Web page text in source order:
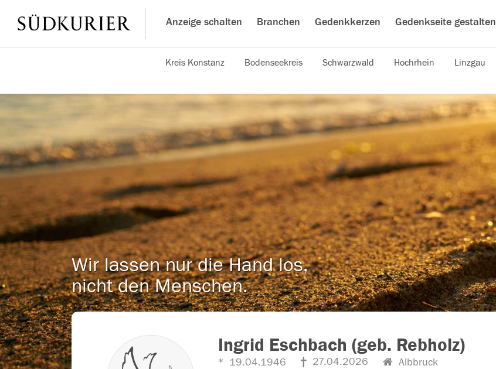
Anzeige schalten Branchen Gedenkkerzen Gedenkseite gestalten
Kreis Konstanz Bodenseekreis Schwarzwald Hochrhein Linzgau
Wir lassen nur die Hand los,
nicht den Menschen.
Ingrid Eschbach (geb. Rebholz)
19.04.1946 27.04.2026 Albbruck